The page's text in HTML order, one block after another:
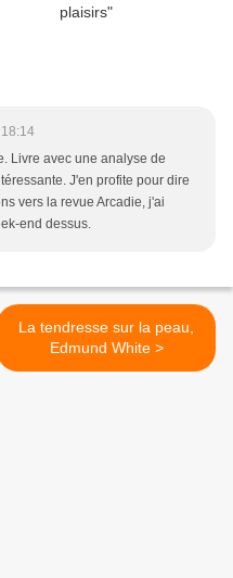
Livre avec une analyse de
J'en profite pour dire
vers la revue Arcadie, j'ai
end dessus.
La tendresse sur la peau,
Edmund White >